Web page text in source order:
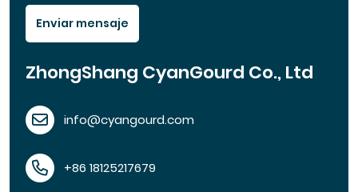
Enviar mensaje
ZhongShang CyanGourd Co., Ltd
info@cyangourd.com
+86 18125217679